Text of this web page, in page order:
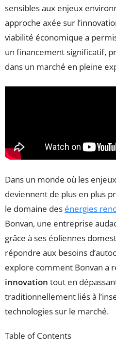
sensibles aux enjeux
approche axée sur
viabilité économique a
un financement significatif,
dans un marché en pleine
Dans un monde où les
deviennent de plus en plus
le domaine des énergies
Bonvan, une entreprise
grâce à ses éoliennes
répondre aux besoins
explore comment Bonvan a
innovation tout en
traditionnellement liés à
technologies sur le marché.
Table of Contents